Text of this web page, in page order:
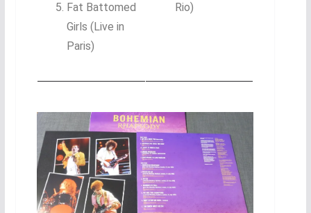
Fat Battomed
Girls (Live in
Paris)
Rio)